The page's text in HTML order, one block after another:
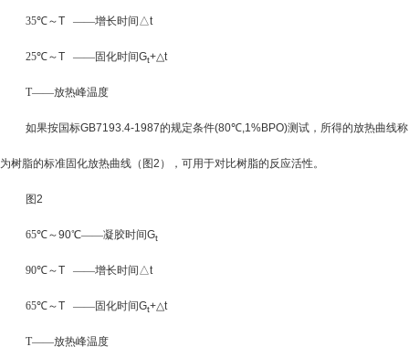
35℃～T ­ ——增长时间△t
25℃～T ——固化时间Gt+△t
T——放热峰温度
如果按国标GB7193.4-1987的规定条件(80℃,1%BPO)测试，所得的放热曲线称
为树脂的标准固化放热曲线（图2 ），可用于对比树脂的反应活性。
图2
65℃～90℃——凝胶时间Gt
90℃～T ­ ——增长时间△t
65℃～T ——固化时间Gt+△t
T——放热峰温度